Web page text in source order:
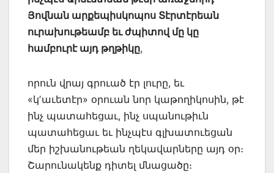
Յովնան արքեպիսկոպոս Տէրտէրեան
ուրախութեամբ եւ ժպիտով մը կը
համբուրէ այդ թղթիկը,
որուն վրայ գրուած էր լուրը, եւ
«կʼաւետէր» օրուան նոր կաթողիկոսին, թէ
ինչ պատահեցաւ, ինչ սպանութիւն
պատահեցաւ եւ ինչպէս գլխատուեցան
մեր իշխանութեան ղեկավարները այդ օր։
Շարունակենք դիտել մնացածը։